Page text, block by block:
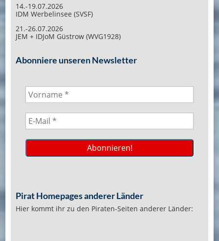
14.-19.07.2026
IDM Werbelinsee (SVSF)
21.-26.07.2026
JEM + IDJoM Güstrow (WVG1928)
Abonniere unseren Newsletter
Pirat Homepages anderer Länder
Hier kommt ihr zu den Piraten-Seiten anderer Länder: